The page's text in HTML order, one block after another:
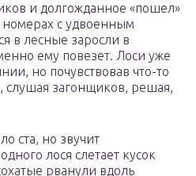
и долгожданное «пошел»
номерах с удвоенным
в лесные заросли в
ему повезет. Лоси уже
но почувствовав что-то
слушая загонщиков, решая,
ста, но звучит
лося слетает кусок
рванули вдоль